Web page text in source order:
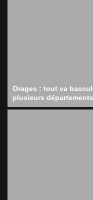
Orages : tout va
plusieurs